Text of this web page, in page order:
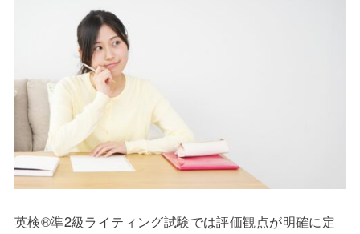
英検®準2級ライティング試験では評価観点が明確に定